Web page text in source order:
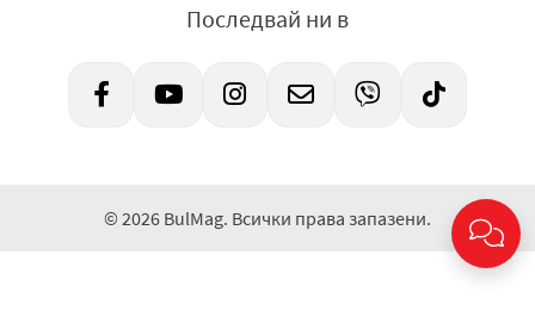
Последвай ни в
© 2026 BulMag. Всички права запазени.